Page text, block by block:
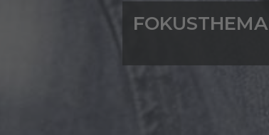
FOKUSTHEMA